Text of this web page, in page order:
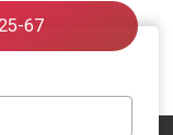
67